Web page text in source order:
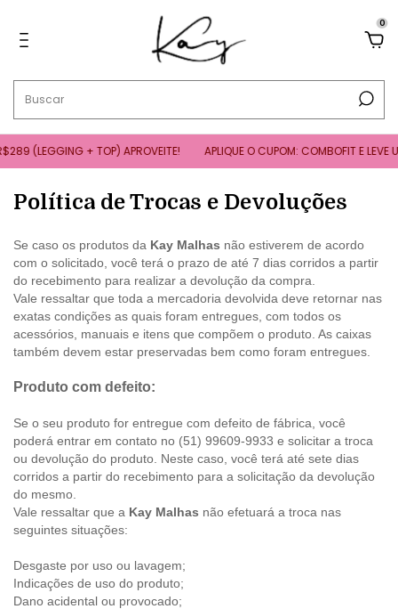
0
(LEGGING + TOP) APROVEITE! APLIQUE O CUPOM: COMBOFIT E
Política de Trocas e Devoluções
Se caso os produtos da Kay Malhas não estiverem de acordo
com o solicitado, você terá o prazo de até 7 dias corridos a partir
do recebimento para realizar a devolução da compra.
Vale ressaltar que toda a mercadoria devolvida deve retornar nas
exatas condições as quais foram entregues, com todos os
acessórios, manuais e itens que compõem o produto. As caixas
também devem estar preservadas bem como foram entregues.
Produto com defeito:
Se o seu produto for entregue com defeito de fábrica, você
poderá entrar em contato no (51) 99609-9933 e solicitar a troca
ou devolução do produto. Neste caso, você terá até sete dias
corridos a partir do recebimento para a solicitação da devolução
do mesmo.
Vale ressaltar que a Kay Malhas não efetuará a troca nas
seguintes situações:
Desgaste por uso ou lavagem;
Indicações de uso do produto;
Dano acidental ou provocado;